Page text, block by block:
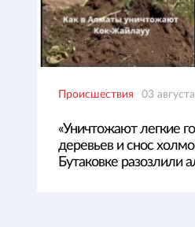
Происшествия 03
«Уничтожают легкие
деревьев и снос
Бутаковке разозлили